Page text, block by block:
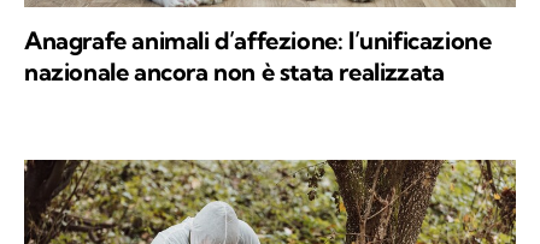
Anagrafe animali d’affezione: l’unificazione
nazionale ancora non è stata realizzata